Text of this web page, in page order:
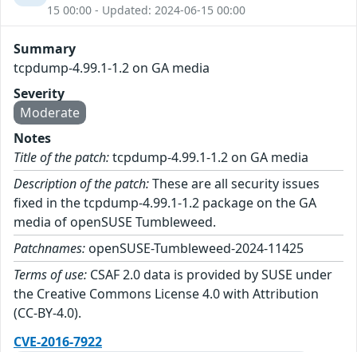
15 00:00 - Updated: 2024-06-15 00:00
Summary
tcpdump-4.99.1-1.2 on GA media
Severity
Moderate
Notes
Title of the patch:tcpdump-4.99.1-1.2 on GA media
Description of the patch:These are all security issues
fixed in the tcpdump-4.99.1-1.2 package on the GA
media of openSUSE Tumbleweed.
Patchnames: openSUSE-Tumbleweed-2024-11425
Terms of use: CSAF 2.0 data is provided by SUSE under
the Creative Commons License 4.0 with Attribution
(CC-BY-4.0).
CVE-2016-7922